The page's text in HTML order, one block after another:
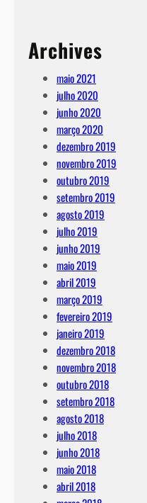
Archives
maio 2021
julho 2020
junho 2020
março 2020
dezembro 2019
novembro 2019
outubro 2019
setembro 2019
agosto 2019
julho 2019
junho 2019
maio 2019
abril 2019
março 2019
fevereiro 2019
janeiro 2019
dezembro 2018
novembro 2018
outubro 2018
setembro 2018
agosto 2018
julho 2018
junho 2018
maio 2018
abril 2018